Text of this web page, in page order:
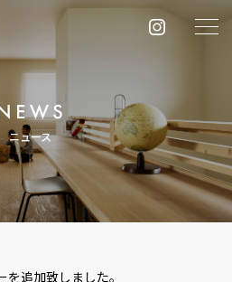
ニュース
を追加致しました。